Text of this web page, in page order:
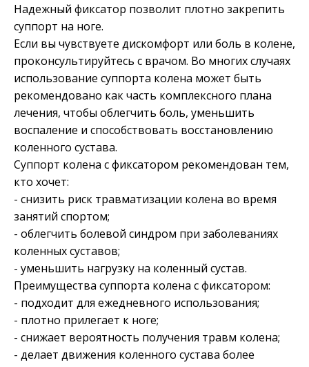
Надежный фиксатор позволит плотно закрепить
суппорт на ноге.
Если вы чувствуете дискомфорт или боль в колене,
проконсультируйтесь с врачом. Во многих случаях
использование суппорта колена может быть
рекомендовано как часть комплексного плана
лечения, чтобы облегчить боль, уменьшить
воспаление и способствовать восстановлению
коленного сустава.
Суппорт колена с фиксатором рекомендован тем,
кто хочет:
- снизить риск травматизации колена во время
занятий спортом;
- облегчить болевой синдром при заболеваниях
коленных суставов;
- уменьшить нагрузку на коленный сустав.
Преимущества суппорта колена с фиксатором:
- подходит для ежедневного использования;
- плотно прилегает к ноге;
- снижает вероятность получения травм колена;
- делает движения коленного сустава более